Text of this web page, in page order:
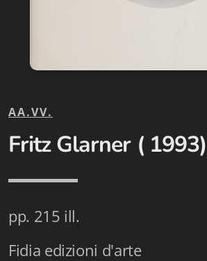
AA.VV.
Fritz Glarner ( 1993)
pp. 215 ill.
Fidia edizioni d'arte
Cymbae
Dibattiti & Documenti
EJO- European Journalism Observatory
Facsimili